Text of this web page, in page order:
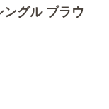
グル ブラウ